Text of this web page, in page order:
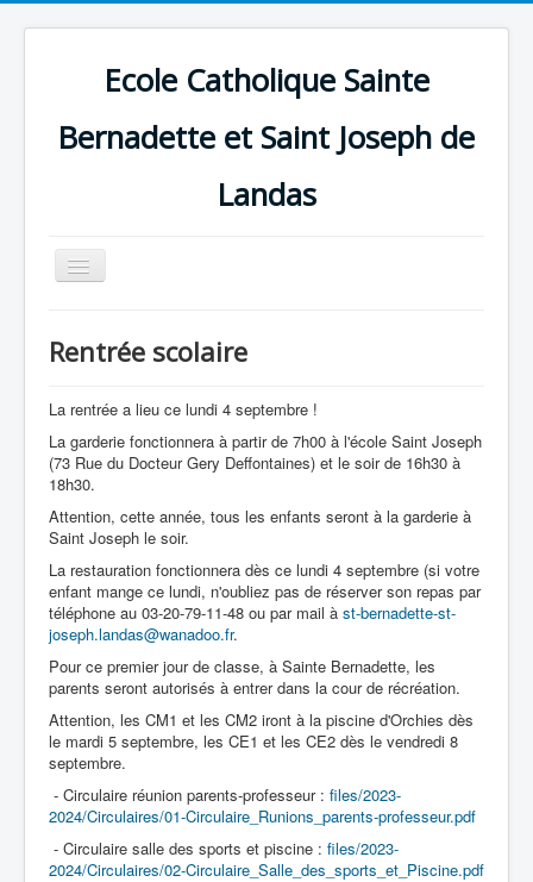
Ecole Catholique Sainte
Bernadette et Saint Joseph de
Landas
Basculer
la
Accueil
L'Ecole
La vie dans les classes
Infos pratiques
Les associations
Rentrée scolaire
La rentrée a lieu ce lundi 4 septembre !
La garderie fonctionnera à partir de 7h00 à l'école Saint Joseph
(73 Rue du Docteur Gery Deffontaines) et le soir de 16h30 à
18h30.
Attention, cette année, tous les enfants seront à la garderie à
Saint Joseph le soir.
La restauration fonctionnera dès ce lundi 4 septembre (si votre
enfant mange ce lundi, n'oubliez pas de réserver son repas par
téléphone au 03-20-79-11-48 ou par mail à st-bernadette-st-
joseph.landas@wanadoo.fr.
Pour ce premier jour de classe, à Sainte Bernadette, les
parents seront autorisés à entrer dans la cour de récréation.
Attention, les CM1 et les CM2 iront à la piscine d'Orchies dès
le mardi 5 septembre, les CE1 et les CE2 dès le vendredi 8
septembre.
- Circulaire réunion parents-professeur : files/2023-
2024/Circulaires/01-Circulaire_Runions_parents-professeur.pdf
- Circulaire salle des sports et piscine : files/2023-
2024/Circulaires/02-Circulaire_Salle_des_sports_et_Piscine.pdf